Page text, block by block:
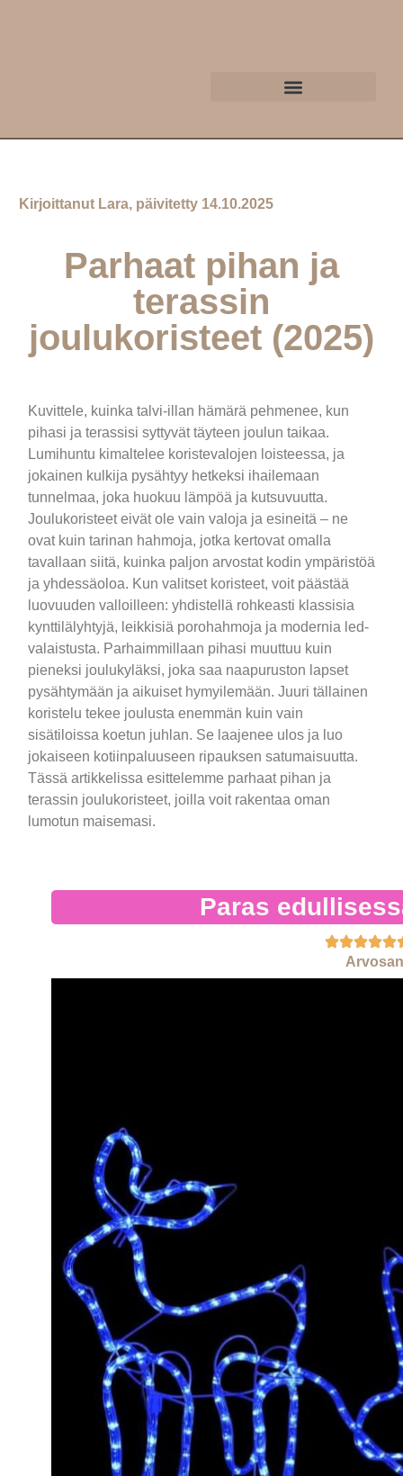
Kirjoittanut Lara, päivitetty 14.10.2025
Parhaat pihan ja
terassin
joulukoristeet (2025)
Kuvittele, kuinka talvi-illan hämärä pehmenee, kun
pihasi ja terassisi syttyvät täyteen joulun taikaa.
Lumihuntu kimaltelee koristevalojen loisteessa, ja
jokainen kulkija pysähtyy hetkeksi ihailemaan
tunnelmaa, joka huokuu lämpöä ja kutsuvuutta.
Joulukoristeet eivät ole vain valoja ja esineitä – ne
ovat kuin tarinan hahmoja, jotka kertovat omalla
tavallaan siitä, kuinka paljon arvostat kodin ympäristöä
ja yhdessäoloa. Kun valitset koristeet, voit päästää
luovuuden valloilleen: yhdistellä rohkeasti klassisia
kynttilälyhtyjä, leikkisiä porohahmoja ja modernia led-
valaistusta. Parhaimmillaan pihasi muuttuu kuin
pieneksi joulukyläksi, joka saa naapuruston lapset
pysähtymään ja aikuiset hymyilemään. Juuri tällainen
koristelu tekee joulusta enemmän kuin vain
sisätiloissa koetun juhlan. Se laajenee ulos ja luo
jokaiseen kotiinpaluuseen ripauksen satumaisuutta.
Tässä artikkelissa esittelemme parhaat pihan ja
terassin joulukoristeet, joilla voit rakentaa oman
lumotun maisemasi.
Paras